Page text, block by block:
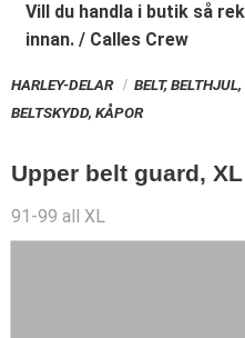
Vill du handla i butik så
innan. / Calles Crew
HARLEY-DELAR BELT,
BELTSKYDD, KÅPOR
Upper belt guard,
91-99 all XL